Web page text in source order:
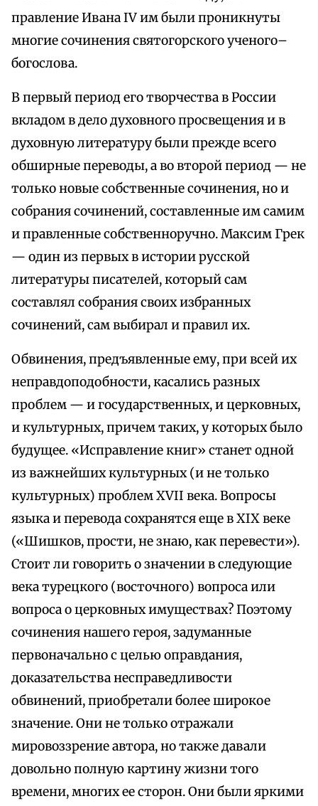
правление Ивана IV им были проникнуты
многие сочинения святогорского ученого–
богослова.
В первый период его творчества в России
вкладом в дело духовного просвещения и в
духовную литературу были прежде всего
обширные переводы, а во второй период — не
только новые собственные сочинения, но и
собрания сочинений, составленные им самим
и правленные собственноручно. Максим Грек
— один из первых в истории русской
литературы писателей, который сам
составлял собрания своих избранных
сочинений, сам выбирал и правил их.
Обвинения, предъявленные ему, при всей их
неправдоподобности, касались разных
проблем — и государственных, и церковных,
и культурных, причем таких, у которых было
будущее. «Исправление книг» станет одной
из важнейших культурных (и не только
культурных) проблем XVII века. Вопросы
языка и перевода сохранятся еще в XIX веке
(«Шишков, прости, не знаю, как перевести»).
Стоит ли говорить о значении в следующие
века турецкого (восточного) вопроса или
вопроса о церковных имуществах? Поэтому
сочинения нашего героя, задуманные
первоначально с целью оправдания,
доказательства несправедливости
обвинений, приобретали более широкое
значение. Они не только отражали
мировоззрение автора, но также давали
довольно полную картину жизни того
времени, многих ее сторон. Они были яркими